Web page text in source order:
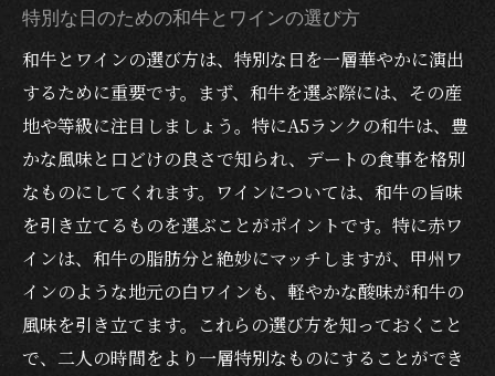
特別な日のための和牛とワインの選び方
和牛とワインの選び方は、特別な日を一層華やかに演出
するために重要です。まず、和牛を選ぶ際には、その産
地や等級に注目しましょう。特にA5ランクの和牛は、豊
かな風味と口どけの良さで知られ、デートの食事を格別
なものにしてくれます。ワインについては、和牛の旨味
を引き立てるものを選ぶことがポイントです。特に赤ワ
インは、和牛の脂肪分と絶妙にマッチしますが、甲州ワ
インのような地元の白ワインも、軽やかな酸味が和牛の
風味を引き立てます。これらの選び方を知っておくこと
で、二人の時間をより一層特別なものにすることができ